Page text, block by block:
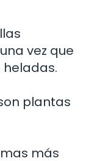
vez que
plantas
más